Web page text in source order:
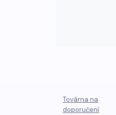
Továrna na
doporučení